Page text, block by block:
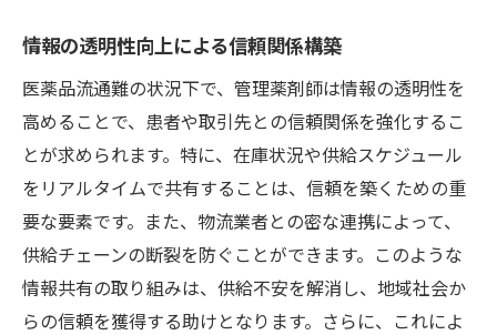
情報の透明性向上による信頼関係構築
医薬品流通難の状況下で、管理薬剤師は情報の透明性を
高めることで、患者や取引先との信頼関係を強化するこ
とが求められます。特に、在庫状況や供給スケジュール
をリアルタイムで共有することは、信頼を築くための重
要な要素です。また、物流業者との密な連携によって、
供給チェーンの断裂を防ぐことができます。このような
情報共有の取り組みは、供給不安を解消し、地域社会か
らの信頼を獲得する助けとなります。さらに、これによ